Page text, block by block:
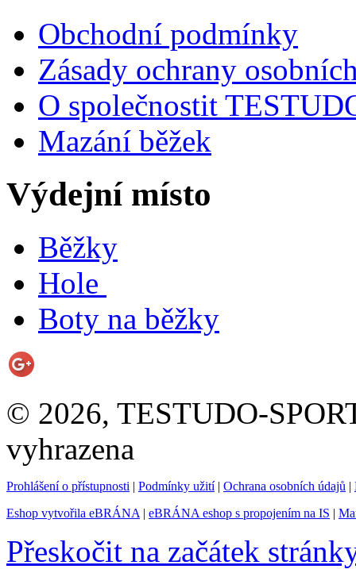
Obchodní podmínky
Zásady ochrany
O společnostit
Mazání běžek
Výdejní místo
Běžky
Hole
Boty na běžky
© 2026, TESTUDO-
vyhrazena
Prohlášení o přístupnosti | Podmínky užití| Ochrana osobních údajů |
Eshop vytvořila eBRÁNA | eBRÁNA eshop s propojením na IS |
Přeskočit na začátek